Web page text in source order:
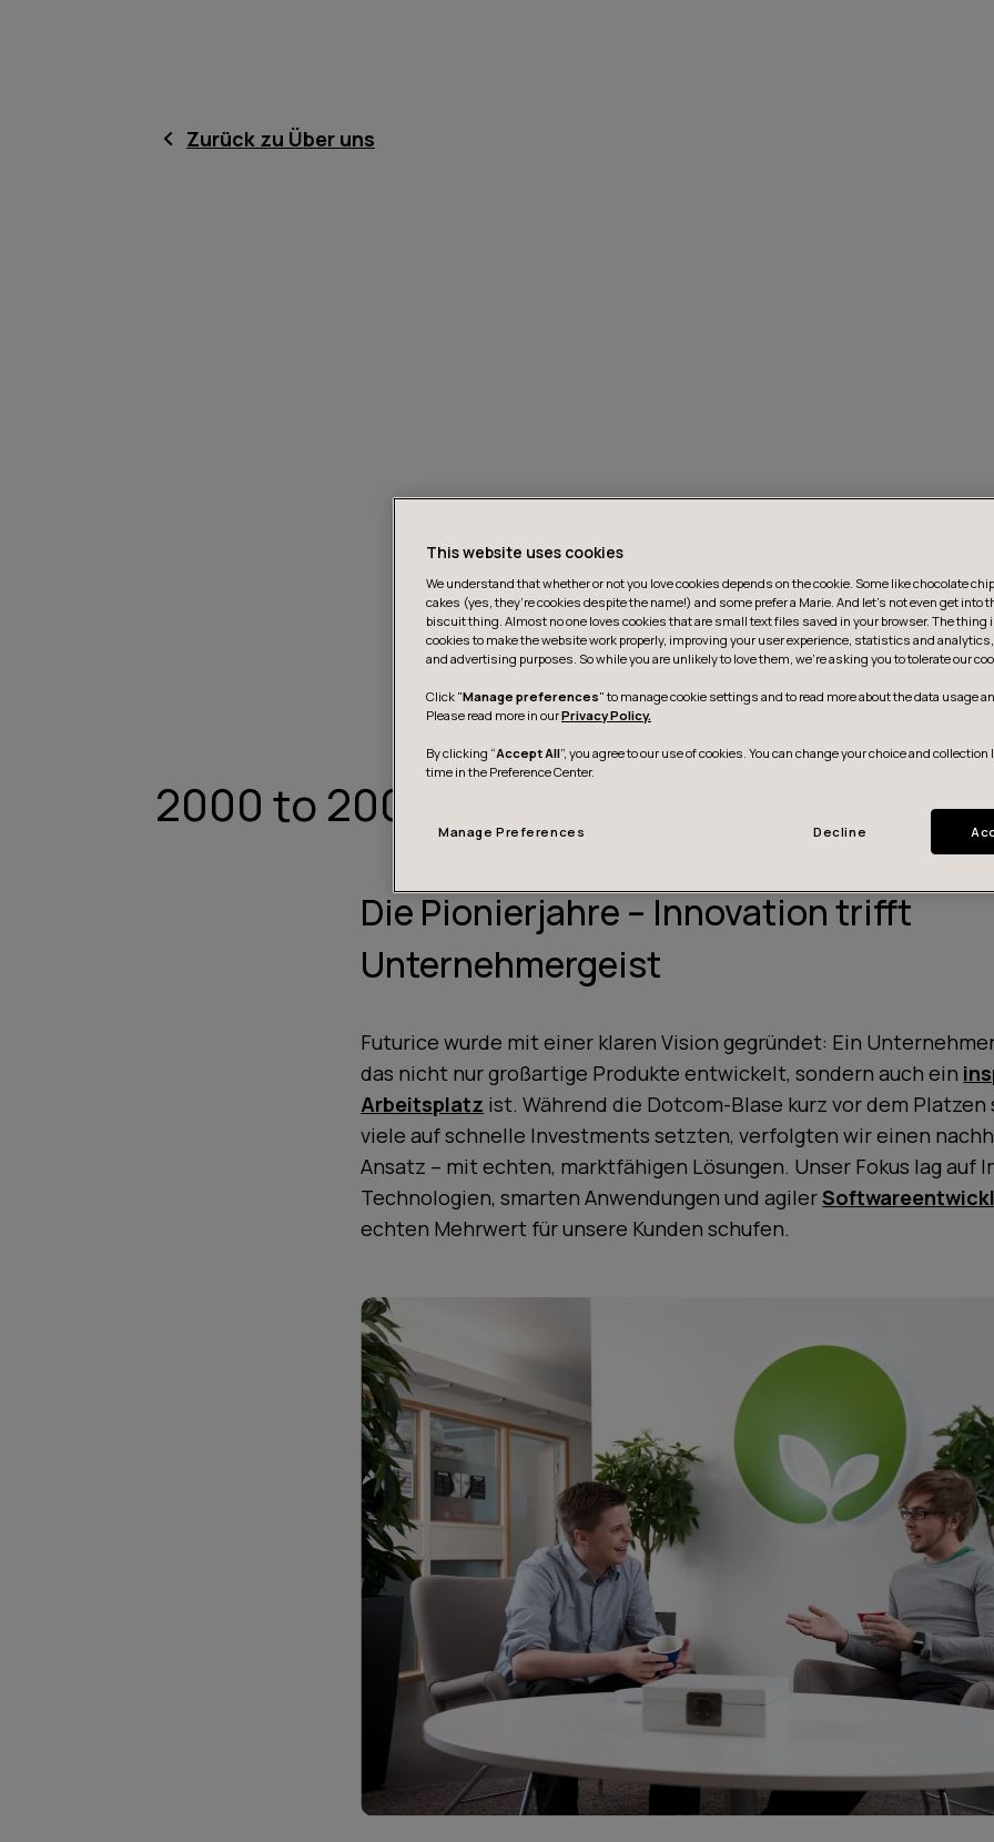
Zurück zu Über uns
2000 to 2006
Die Pionierjahre – Innovation trifft
Unternehmergeist
Futurice wurde mit einer klaren Vision gegründet: Ein
das nicht nur großartige Produkte entwickelt, sondern auch ein
Arbeitsplatz ist. Während die Dotcom-Blase kurz vor dem Platzen
viele auf schnelle Investments setzten, verfolgten wir einen
Ansatz – mit echten, marktfähigen Lösungen. Unser Fokus lag auf
Technologien, smarten Anwendungen und agiler
echten Mehrwert für unsere Kunden schufen.
This website uses cookies
We understand that whether or not you love cookies depends on the cookie. Some like chocolate
cakes (yes, they’re cookies despite the name!) and some prefer a Marie. And let's not even get into
biscuit thing. Almost no one loves cookies that are small text files saved in your browser. The thing
cookies to make the website work properly, improving your user experience, statistics and
and advertising purposes. So while you are unlikely to love them, we’re asking you to tolerate our
Click "Manage preferences" to manage cookie settings and to read more about the data usage
Please read more in ourPrivacy Policy.
By clicking “Accept All”, you agree to our use of cookies. You can change your choice and collection
time in the Preference Center.
Manage Preferences Decline